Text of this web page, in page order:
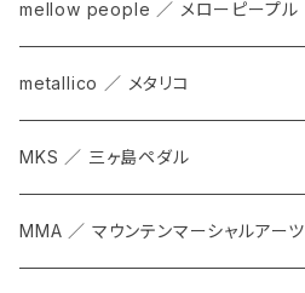
mellow people ／ メローピープル
metallico ／ メタリコ
MKS ／ 三ヶ島ペダル
MMA ／ マウンテンマーシャルアーツ